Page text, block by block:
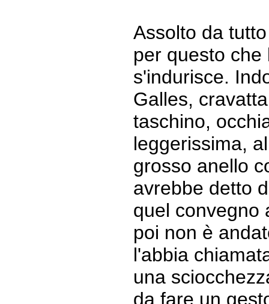
Assolto da
per questo
s'indurisce.
Galles,
taschino,
leggerissima,
grosso anello
avrebbe detto
quel convegno
poi non è
l'abbia
una
da fare un